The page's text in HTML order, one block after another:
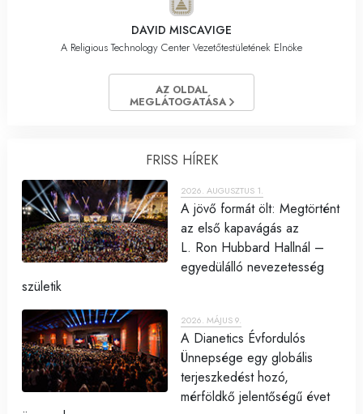
DAVID MISCAVIGE
A Religious Technology Center Vezetőtestületének Elnöke
AZ OLDAL
MEGLÁTOGATÁSA
FRISS HÍREK
2026. AUGUSZTUS 1.
A jövő formát ölt: Megtörtént
az első kapavágás az
L. Ron Hubbard Hallnál –
egyedülálló nevezetesség
születik
2026. MÁJUS 9.
A Dianetics Évfordulós
Ünnepsége egy globális
terjeszkedést hozó,
mérföldkő jelentőségű évet